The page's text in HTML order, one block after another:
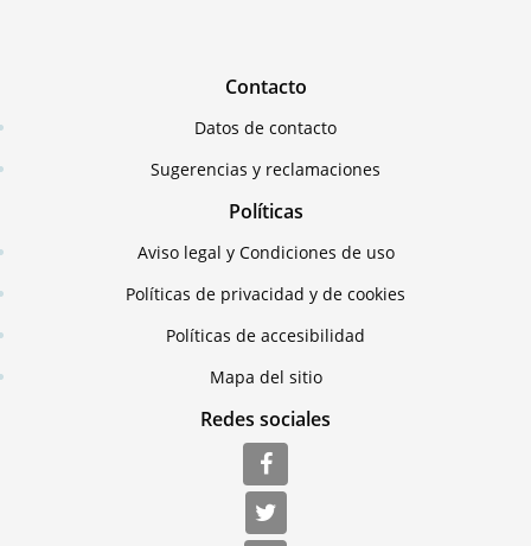
Contacto
Datos de contacto
Sugerencias y reclamaciones
Políticas
Aviso legal y Condiciones de uso
Políticas de privacidad y de cookies
Políticas de accesibilidad
Mapa del sitio
Redes sociales